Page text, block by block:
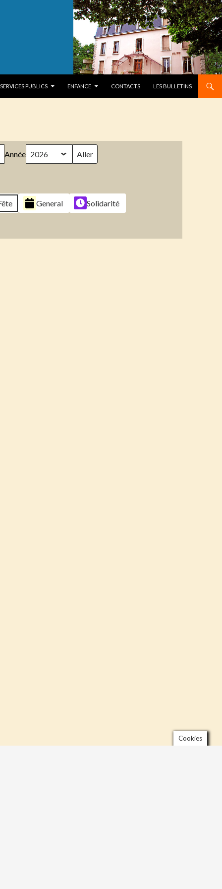
SERVICES PUBLICS ENFANCE CONTACTS LES BULLETINS
Année
General
Solidarité
Cookies